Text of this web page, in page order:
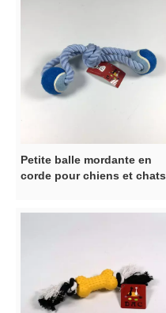
Petite balle mordante en
corde pour chiens et chats